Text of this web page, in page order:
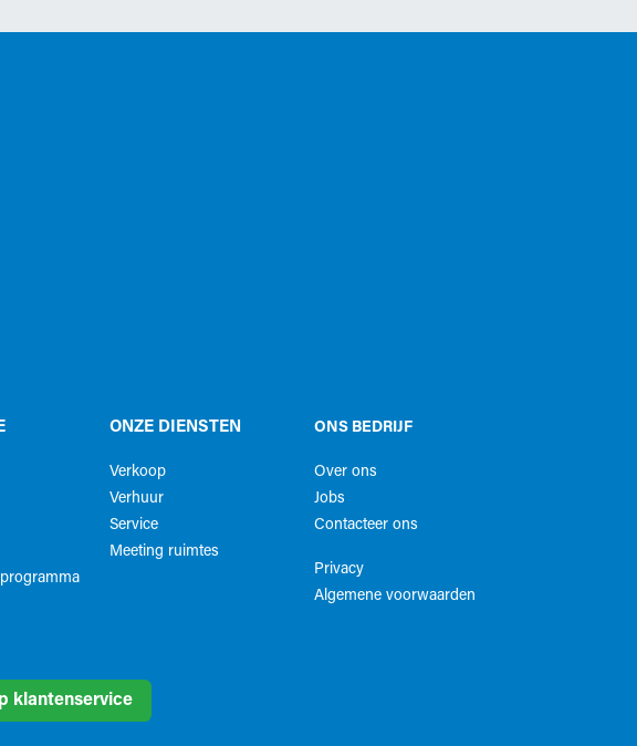
ONZE DIENSTEN
Verkoop
Verhuur
Service
Meeting ruimtes
ONS BEDRIJF
Over ons
Jobs
Contacteer ons
Privacy
Algemene voorwaarden​
klantenservice